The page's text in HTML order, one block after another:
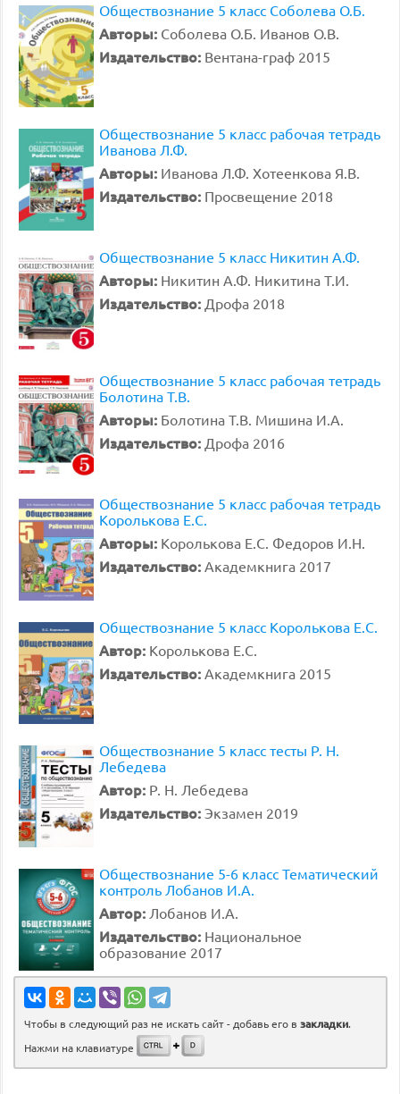
Обществознание 5 класс Соболева О.Б.
Авторы: Соболева О.Б. Иванов О.В.
Издательство: Вентана-граф 2015
Обществознание 5 класс рабочая тетрадь
Иванова Л.Ф.
Авторы: Иванова Л.Ф. Хотеенкова Я.В.
Издательство: Просвещение 2018
Обществознание 5 класс Никитин А.Ф.
Авторы: Никитин А.Ф. Никитина Т.И.
Издательство: Дрофа 2018
Обществознание 5 класс рабочая тетрадь
Болотина Т.В.
Авторы: Болотина Т.В. Мишина И.А.
Издательство: Дрофа 2016
Обществознание 5 класс рабочая тетрадь
Королькова Е.С.
Авторы: Королькова Е.С. Федоров И.Н.
Издательство: Академкнига 2017
Обществознание 5 класс Королькова Е.С.
Автор: Королькова Е.С.
Издательство: Академкнига 2015
Обществознание 5 класс тесты Р. Н.
Лебедева
Автор: Р. Н. Лебедева
Издательство: Экзамен 2019
Обществознание 5-6 класс Тематический
контроль Лобанов И.А.
Автор: Лобанов И.А.
Издательство: Национальное
образование 2017
Чтобы в следующий раз не искать сайт - добавь его в закладки.
Нажми на клавиатуре